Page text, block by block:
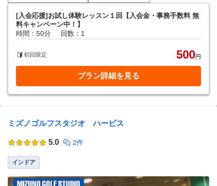
[入会応援]お試し体験レッスン１回【入会金・事務手数料 無
料キャンペーン中！】
時間：50分
回数：1
初回限定 500円
プラン詳細を見る
ミズノゴルフスタジオ ハービス
5.0 2件
インドア